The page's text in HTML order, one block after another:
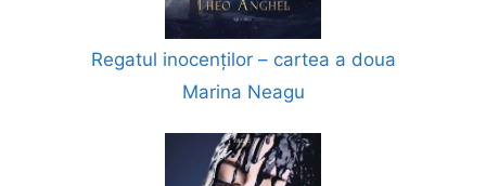
Regatul inocenților – cartea a doua
Marina Neagu